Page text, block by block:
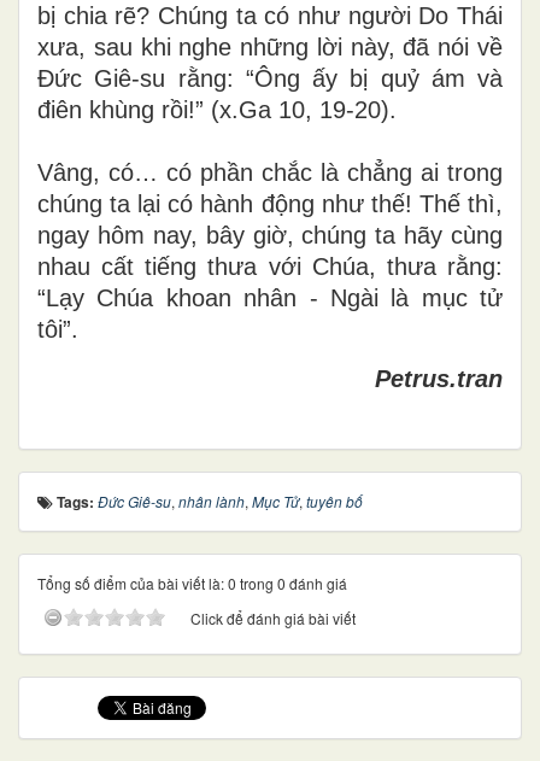
bị chia rẽ? Chúng ta có như người Do Thái
xưa, sau khi nghe những lời này, đã nói về
Đức Giê-su rằng: “Ông ấy bị quỷ ám và
điên khùng rồi!” (x.Ga 10, 19-20).
Vâng, có… có phần chắc là chẳng ai trong
chúng ta lại có hành động như thế! Thế thì,
ngay hôm nay, bây giờ, chúng ta hãy cùng
nhau cất tiếng thưa với Chúa, thưa rằng:
“Lạy Chúa khoan nhân - Ngài là mục tử
tôi”.
Petrus.tran
Tags: Đức Giê-su, nhân lành, Mục Tử, tuyên bố
Tổng số điểm của bài viết là: 0 trong 0 đánh giá
Click để đánh giá bài viết